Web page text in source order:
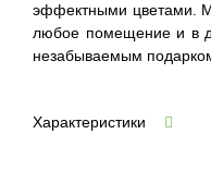
эффектными цветами.
любое помещение и в
незабываемым
Характеристики